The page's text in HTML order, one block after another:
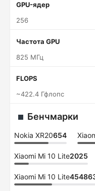
GPU-ядер
256
Частота GPU
825 МГц
FLOPS
~422.4 Гфлопс
Бенчмарки
Nokia XR20654
Xiaomi Mi 10 Lite2025
Xiaomi Mi 10 Lite